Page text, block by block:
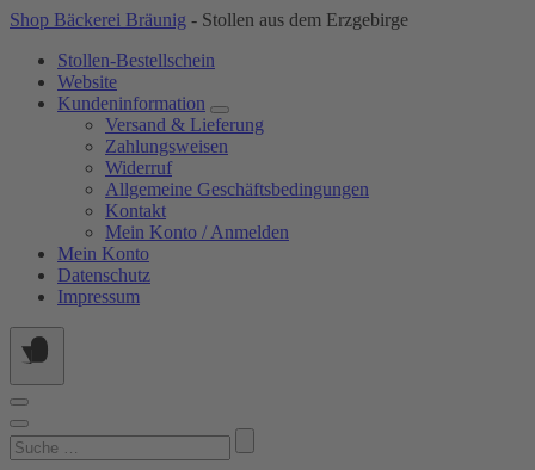
Springe
Inhalt
Shop Bäckerei Bräunig - Stollen aus dem Erzgebirge
Stollen-Bestellschein
Website
Kundeninformation
Versand & Lieferung
Zahlungsweisen
Widerruf
Allgemeine Geschäftsbedingungen
Kontakt
Mein Konto / Anmelden
Mein Konto
Datenschutz
Impressum
Suchen
nach: